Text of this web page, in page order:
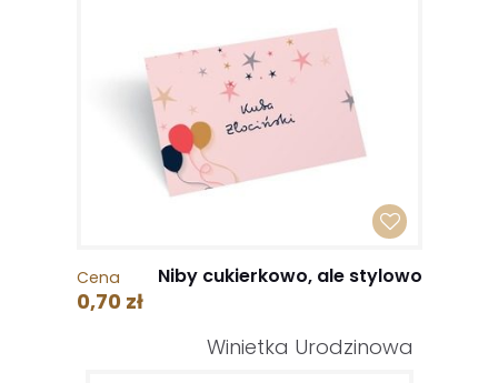
Cena
0,70 zł
Niby cukierkowo, ale stylowo
Winietka Urodzinowa